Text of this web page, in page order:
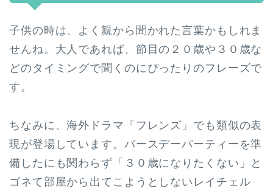
子供の時は、よく親から聞かれた言葉かもしれま
せんね。大人であれば、節目の２０歳や３０歳な
どのタイミングで聞くのにぴったりのフレーズで
す。
ちなみに、海外ドラマ「フレンズ」でも類似の表
現が登場しています。バースデーパーティーを準
備したにも関わらず「３０歳になりたくない」と
ゴネて部屋から出てこようとしないレイチェル